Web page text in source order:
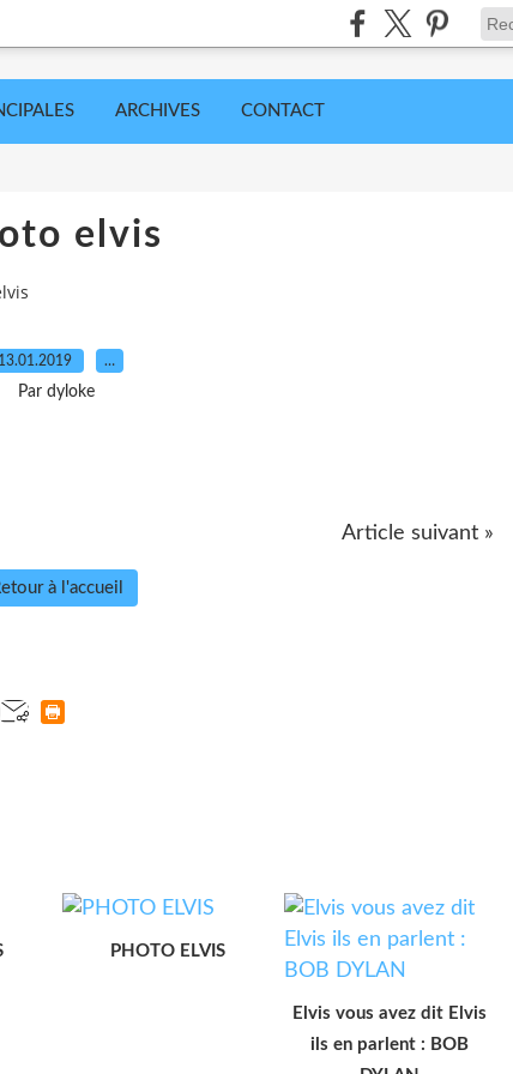
ARCHIVES CONTACT
elvis
13.01.2019 …
Par dyloke
Article suivant »
à l'accueil
PHOTO ELVIS
Elvis vous avez dit Elvis
ils en parlent : BOB